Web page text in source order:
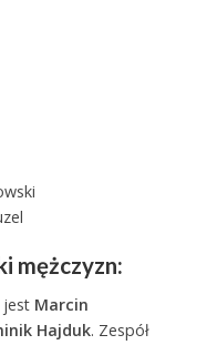
mężczyzn:
jest Marcin
Hajduk. Zespół